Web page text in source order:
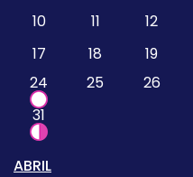
10
11 12
17
18 19
24
25 26
31
ABRIL